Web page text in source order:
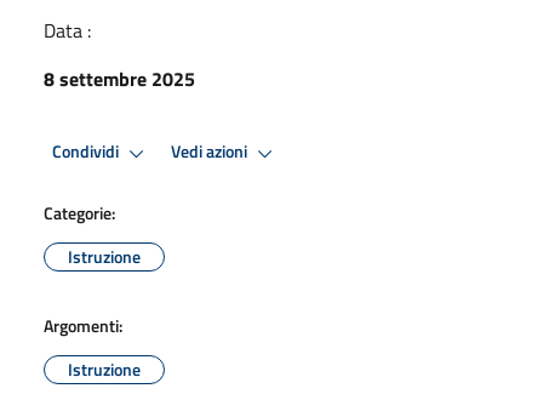
Data :
8 settembre 2025
Condividi Vedi azioni
Categorie:
Istruzione
Argomenti:
Istruzione